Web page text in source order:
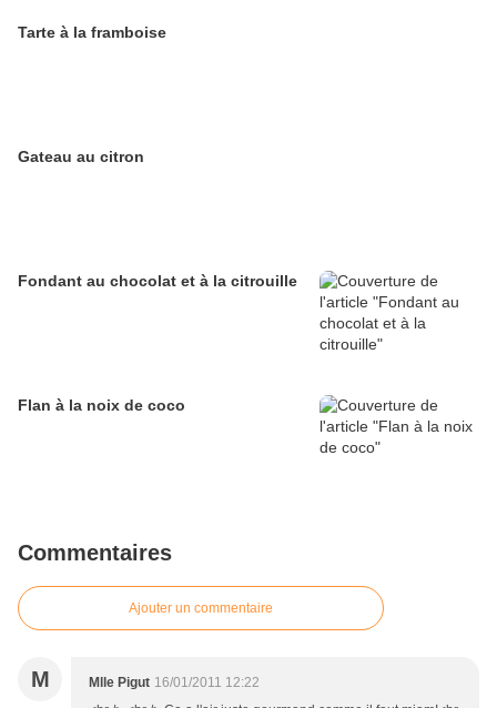
Tarte à la framboise
Gateau au citron
Fondant au chocolat et à la citrouille
Flan à la noix de coco
Commentaires
Ajouter un commentaire
M Mlle Pigut 16/01/2011 12:22